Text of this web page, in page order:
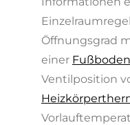
Öffnungsgrad
einer
Ventilposition